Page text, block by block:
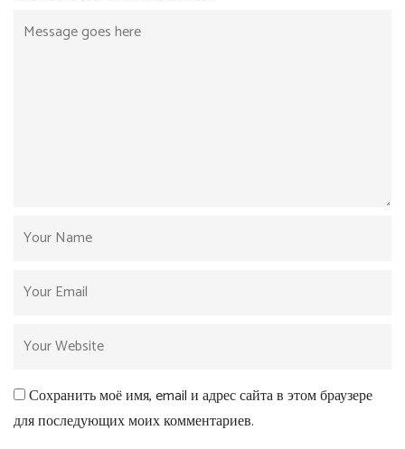
Сохранить моё имя, email и адрес сайта в этом браузере
для последующих моих комментариев.